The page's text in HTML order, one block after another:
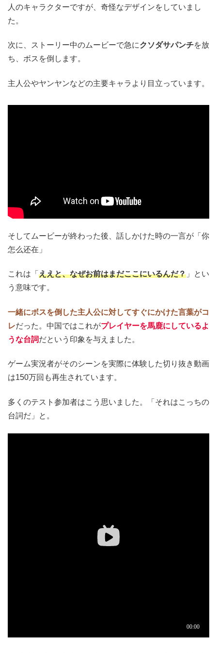
人のキャラクターですが、奇怪なデザインをしていまし
た。
次に、ストーリー中のムービーで急にクソダサパンチを放
ち、ボスを倒します。
主人公やヤンヤンなどの主要キャラより目立っています。
そしてムービーが終わった後、話しかけた時の一言が「你
怎么还在」
これは「 ええと、なぜお前はまだここにいるんだ？ 」とい
う意味です。
一緒にボスを倒した主人公に対してすぐにかけた言葉がコ
レだった。中国ではこれがプレイヤーを馬鹿にしているよ
うな台詞だという印象を与えました。
ゲーム実況者がそのシーンを実際に体験した切り抜き動画
は150万回も再生されています。
多くのテスト参加者はこう思いました。「それはこっちの
台詞だ」と。